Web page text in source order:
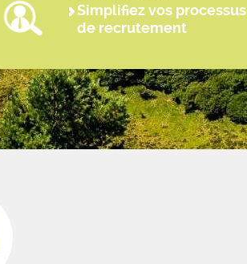
Simplifiez vos processus
de recrutement